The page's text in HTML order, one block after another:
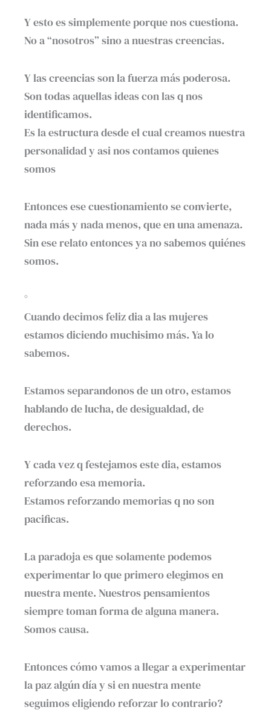
Y esto es simplemente porque nos cuestiona.
No a “nosotros” sino a nuestras creencias.
Y las creencias son la fuerza más poderosa.
Son todas aquellas ideas con las q nos
identificamos.
Es la estructura desde el cual creamos nuestra
personalidad y asi nos contamos quienes
somos
Entonces ese cuestionamiento se convierte,
nada más y nada menos, que en una amenaza.
Sin ese relato entonces ya no sabemos quiénes
somos.
°
Cuando decimos feliz dia a las mujeres
estamos diciendo muchisimo más. Ya lo
sabemos.
Estamos separandonos de un otro, estamos
hablando de lucha, de desigualdad, de
derechos.
Y cada vez q festejamos este dia, estamos
reforzando esa memoria.
Estamos reforzando memorias q no son
pacificas.
La paradoja es que solamente podemos
experimentar lo que primero elegimos en
nuestra mente. Nuestros pensamientos
siempre toman forma de alguna manera.
Somos causa.
Entonces cómo vamos a llegar a experimentar
la paz algún día y si en nuestra mente
seguimos eligiendo reforzar lo contrario?